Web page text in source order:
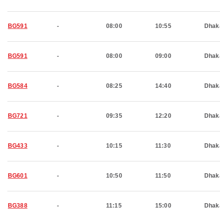
BG591 - 08:00 10:55
BG591 - 08:00 09:00
BG584 - 08:25 14:40
BG721 - 09:35 12:20
BG433 - 10:15 11:30
BG601 - 10:50 11:50
BG388 - 11:15 15:00